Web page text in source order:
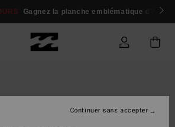
s'inscrireGagnez la planche emblématique d'Andy
Continuer sans accepter